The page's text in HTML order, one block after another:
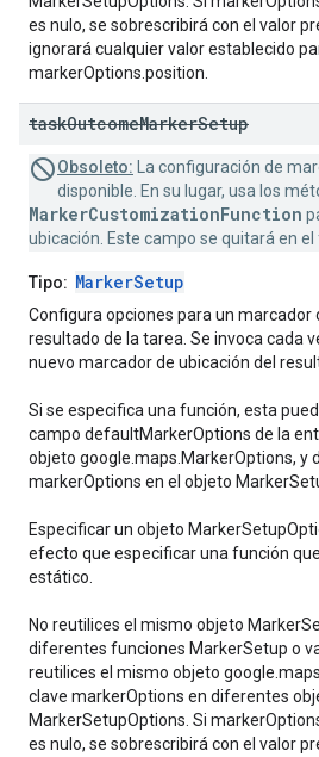
es nulo, se sobrescribirá con el valor
ignorará cualquier valor establecido
markerOptions.position.
taskOutcomeMarkerSetup
Obsoleto: La configuración de
disponible. En su lugar, usa los
MarkerCustomizationFunction
ubicación. Este campo se quitará en el
Tipo: MarkerSetup
Configura opciones para un marcador
resultado de la tarea. Se invoca cada
nuevo marcador de ubicación del
Si se especifica una función, esta
campo defaultMarkerOptions de la
objeto google.maps.MarkerOptions, y
markerOptions en el objeto
Especificar un objeto
efecto que especificar una función
estático.
No reutilices el mismo objeto
diferentes funciones MarkerSetup o
reutilices el mismo objeto
clave markerOptions en diferentes
MarkerSetupOptions. Si
es nulo, se sobrescribirá con el valor